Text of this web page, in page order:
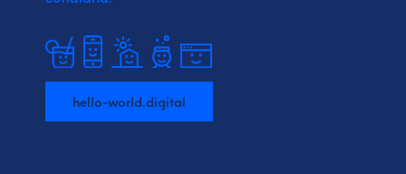
hello-world.digital